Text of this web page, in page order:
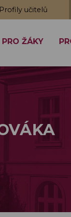
PRO ŽÁKY
Profily učitelů